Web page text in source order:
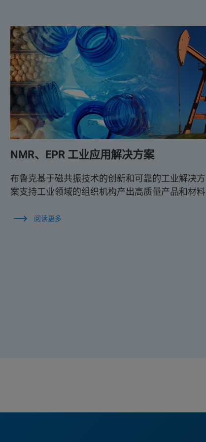
NMR、EPR 工业应用解决方案
布鲁克基于磁共振技术的创新和可靠的工业解决方
案支持工业领域的组织机构产出高质量产品和材料
阅读更多